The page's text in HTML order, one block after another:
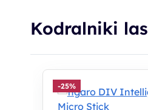
Kodralniki las
-25%